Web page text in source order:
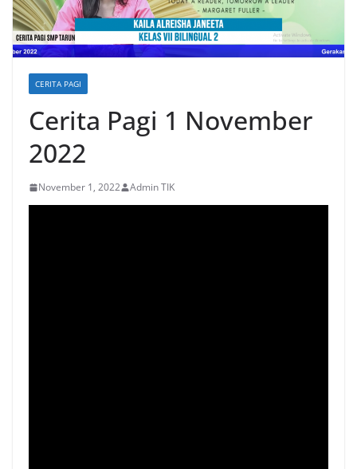
CERITA PAGI
Cerita Pagi 1 November
2022
November 1, 2022 Admin TIK